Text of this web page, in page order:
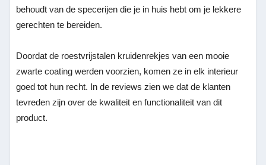
behoudt van de specerijen die je in huis hebt om je lekkere
gerechten te bereiden.
Doordat de roestvrijstalen kruidenrekjes van een mooie
zwarte coating werden voorzien, komen ze in elk interieur
goed tot hun recht. In de reviews zien we dat de klanten
tevreden zijn over de kwaliteit en functionaliteit van dit
product.